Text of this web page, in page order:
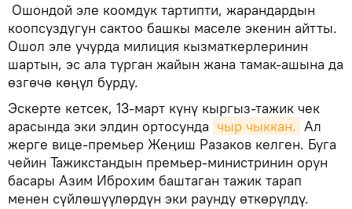
Ошондой эле коомдук тартипти, жарандардын
коопсуздугун сактоо башкы маселе экенин айтты.
Ошол эле учурда милиция кызматкерлеринин
шартын, эс ала турган жайын жана тамак-ашына да
өзгөчө көңүл бурду.
Эскерте кетсек, 13-март күнү кыргыз-тажик чек
арасында эки элдин ортосунда чыр чыккан. Ал
жерге вице-премьер Жеңиш Разаков келген. Буга
чейин Тажикстандын премьер-министринин орун
басары Азим Иброхим баштаган тажик тарап
менен сүйлөшүүлөрдүн эки раунду өткөрүлдү.